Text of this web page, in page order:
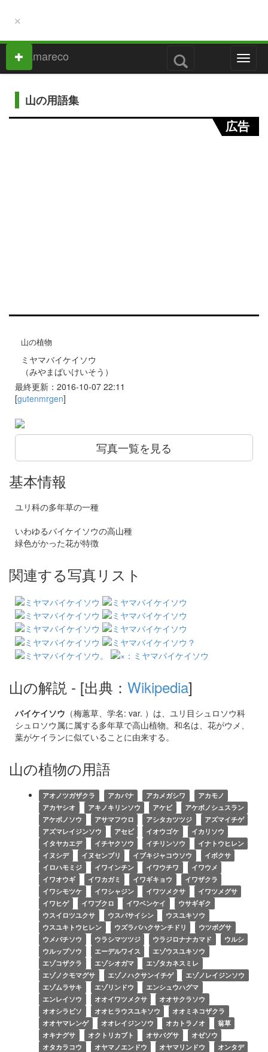
×
M
e
山の用語集
広告
山の植物
ミヤマバイケイソウ
（みやまばいけいそう）
最終更新：2016-10-07 22:11
[gutenmrgen]
写真一覧を見る
基本情報
ユリ科の多年草の一種
いわゆるバイケイソウの高山種
緑色がかった花が特徴
関連する写真リスト
山の解説 - [出典： Wikipedia]
バイケイソウ （梅蕙草、学名: var. ）は、ユリ目シュロソウ科
シュロソウ属に属する多年草で高山植物。和名は、花がウメ、
葉がケイランに似ていることに由来する 。
山の植物の用語
アオノツガザクラ アカバナ アカメガシワ
アカモノ
アカヤシオ
アキノキリンソウ アケビ
アケボノシュスラン
アケボノソウ
アサマフウロ アシタカツツジ
アズマイチゲ
アズマレイジンソウ
アセビ イオウゴケ
イカリソウ
イタヤカエデ
イチヤクソウ イチリンソウ
イナトウヒレン
イヌシデ
イヌセンブリ イブキジャコウソウ
イボクサ
イロハモミジ
イワインチン イワウチワ
イワウメ
イワオウギ
イワカガミ イワギキョウ
イワザクラ
イワシモツケ
イワシャジン イワツメクサ
イワツメグサ
イワヒゲ
イワブクロ イワベンケイ
ウサギギク
ウスイロツユクサ
ウスバサイシン
ウスユキソウ
ウスユキトウヒレン
ウズラバハクサンチドリ
ウツボグサ
ウメバチソウ
ウラシマツツジ ウラジロナナカマド
ウルシ
ウルップソウ
エーデルワイス
エゾウスユキソウ
エゾコザクラ
エゾシオガマ
エゾタカネスミレ
エゾノクモマグサ
エゾノハクサンイチゲ
エゾノレイジンソウ
エゾムラサキ
エゾリンドウ
エンシュウハグマ
エンレイソウ
オオイワツメクサ
オオサクラソウ
オオシラビソ
オオヒラウスユキソウ
オオミネコザクラ
オオヤマレンゲ
オオレイジンソウ オカトラノオ
翁草
オキナグサ
オクトリカブト オサバグサ
オゼソウ
オタカラコウ
オヤマノエンドウ オヤマリンドウ
オンタデ